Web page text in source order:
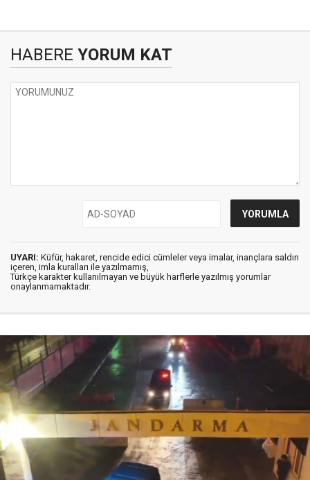
HABERE YORUM KAT
UYARI: Küfür, hakaret, rencide edici cümleler veya imalar, inançlara saldırı
içeren, imla kuralları ile yazılmamış,
Türkçe karakter kullanılmayan ve büyük harflerle yazılmış yorumlar
onaylanmamaktadır.